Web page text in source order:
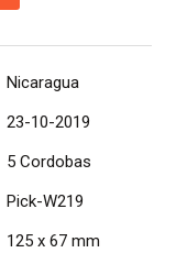
Nicaragua
23-10-2019
5 Cordobas
Pick-W219
125 x 67 mm